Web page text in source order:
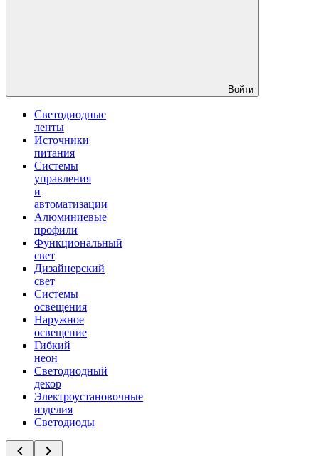
Войти
Светодиодные
ленты
Источники
питания
Системы
управления
и
автоматизации
Алюминиевые
профили
Функциональный
свет
Дизайнерский
свет
Системы
освещения
Наружное
освещение
Гибкий
неон
Светодиодный
декор
Электроустановочные
изделия
Светодиоды